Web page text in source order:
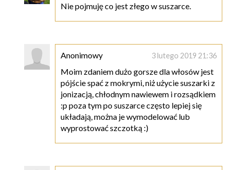
Nie pojmuję co jest złego w suszarce.
Anonimowy 3 lutego 2019 21:36
Moim zdaniem dużo gorsze dla włosów jest
pójście spać z mokrymi, niż użycie suszarki z
jonizacją, chłodnym nawiewem i rozsądkiem
:p poza tym po suszarce często lepiej się
układają, można je wymodelować lub
wyprostować szczotką :)